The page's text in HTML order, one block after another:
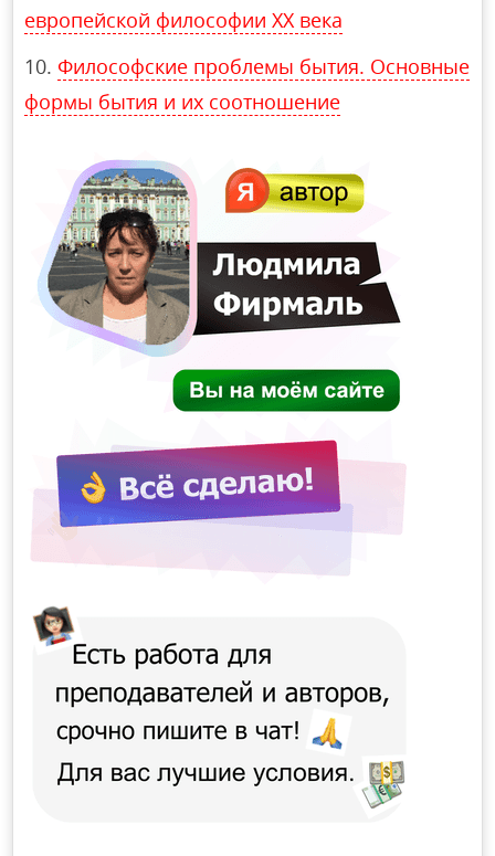
европейской философии ХХ века
Философские проблемы бытия. Основные
формы бытия и их соотношение